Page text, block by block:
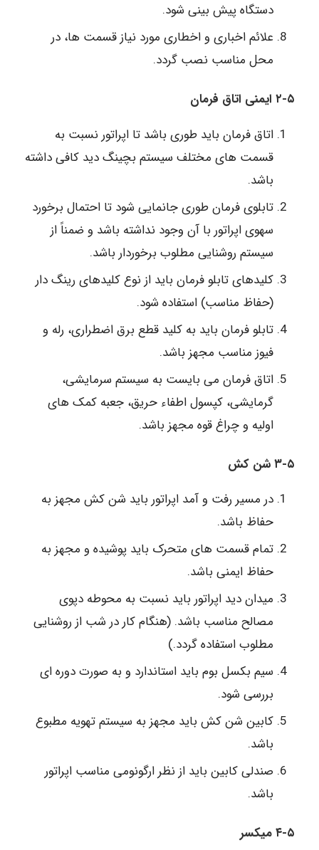
دستگاه پیش بینی شود.
علائم اخباری و اخطاری مورد نیاز قسمت ها، در
محل مناسب نصب گردد.
۲-۵ ایمنی اتاق فرمان
اتاق فرمان باید طوری باشد تا اپراتور نسبت به
قسمت های مختلف سیستم بچینگ دید کافی داشته
باشد.
تابلوی فرمان طوری جانمایی شود تا احتمال برخورد
سهوی اپراتور با آن وجود نداشته باشد و ضمناً از
سیستم روشنایی مطلوب برخوردار باشد.
کلیدهای تابلو فرمان باید از نوع کلیدهای رینگ دار
(حفاظ مناسب) استفاده شود.
تابلو فرمان باید به کلید قطع برق اضطراری، رله و
فیوز مناسب مجهز باشد.
اتاق فرمان می بایست به سیستم سرمایشی،
گرمایشی، کپسول اطفاء حریق، جعبه کمک های
اولیه و چراغ قوه مجهز باشد.
۳-۵ شن کش
در مسیر رفت و آمد اپراتور باید شن کش مجهز به
حفاظ باشد.
تمام قسمت های متحرک باید پوشیده و مجهز به
حفاظ ایمنی باشد.
میدان دید اپراتور باید نسبت به محوطه دپوی
مصالح مناسب باشد. (هنگام کار در شب از روشنایی
مطلوب استفاده گردد.)
سیم بکسل بوم باید استاندارد و به صورت دوره ای
بررسی شود.
کابین شن کش باید مجهز به سیستم تهویه مطبوع
باشد.
صندلی کابین باید از نظر ارگونومی مناسب اپراتور
باشد.
۴-۵ میکسر